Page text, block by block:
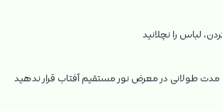
طولانی در معرض نور مستقیم آفتاب قرار ندهید